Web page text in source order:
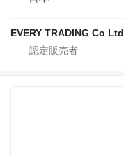
EVERY TRADING Co Ltd